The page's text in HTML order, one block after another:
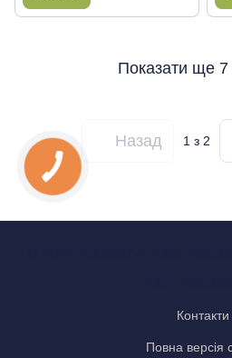
Показати ще 7
Назад 1з 2
Контакти
Повна версія